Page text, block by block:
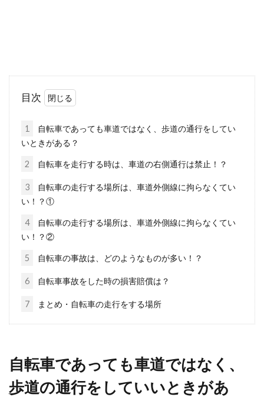
伸びるの？
クロスバイクに限らず、ロードバイクやMTBな
ロードバイクのタイヤの交換時期を
考える【目安を信じるな】
車輪で走る乗りもので、消耗が激しいのは、何
と言ってもタ...
目次
1
自転車であっても車道ではなく、歩道の通行をしてい
いときがある？
2 自転車を走行する時は、車道の右側通行は禁止！？
3
自転車の走行する場所は、車道外側線に拘らなくてい
い！？①
4
自転車の走行する場所は、車道外側線に拘らなくてい
い！？②
5 自転車の事故は、どのようなものが多い！？
6 自転車事故をした時の損害賠償は？
7 まとめ・自転車の走行をする場所
自転車であっても車道ではなく、
歩道の通行をしていいときがあ